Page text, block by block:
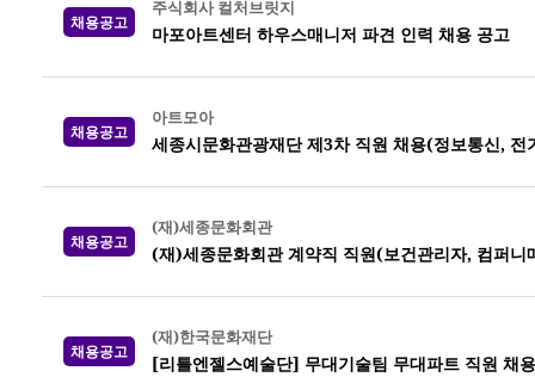
채용공고
주식회사 컬처브릿지
마포아트센터 하우스매니저 파견 인력 채용 공고
채용공고
아트모아
세종시문화관광재단 제3차 직원 채용(정보통신,
채용공고
(재)세종문화회관
(재)세종문화회관 계약직 직원(보건관리자, 컴퍼
채용공고
(재)한국문화재단
[리틀엔젤스예술단] 무대기술팀 무대파트 직원 채용